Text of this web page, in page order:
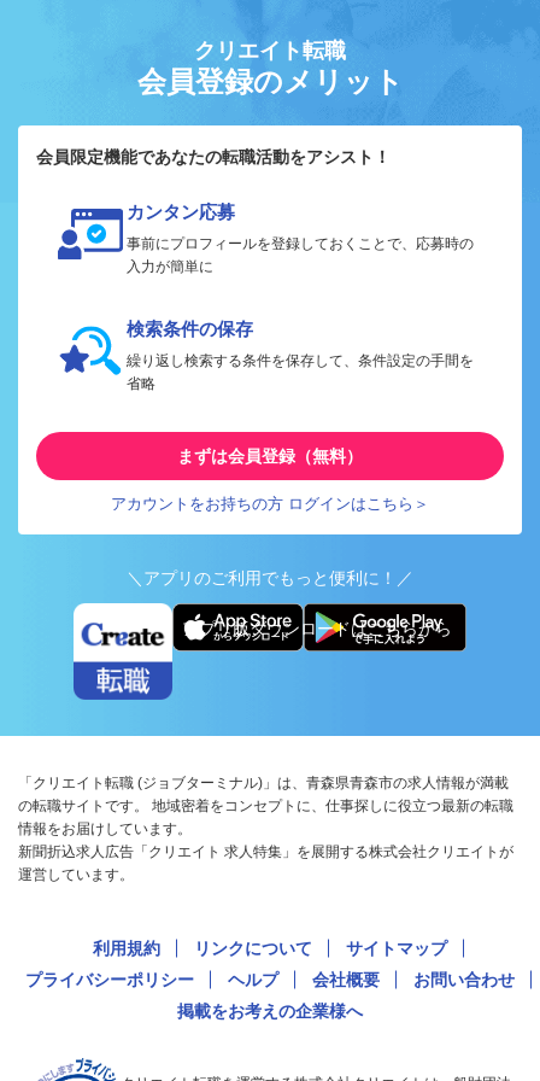
クリエイト転職
会員登録のメリット
会員限定機能であなたの転職活動をアシスト！
カンタン応募
事前にプロフィールを登録しておくことで、応募時の
入力が簡単に
検索条件の保存
繰り返し検索する条件を保存して、条件設定の手間を
省略
まずは会員登録（無料）
アカウントをお持ちの方 ログインはこちら＞
＼アプリのご利用でもっと便利に！／
アプリ版ダウンロードはこちらから
「クリエイト転職 (ジョブターミナル)」は、青森県青森市の求人情報が満載
の転職サイトです。 地域密着をコンセプトに、仕事探しに役立つ最新の転職
情報をお届けしています。
新聞折込求人広告「クリエイト 求人特集」を展開する株式会社クリエイトが
運営しています。
利用規約 リンクについて
サイトマップ
プライバシーポリシー
ヘルプ 会社概要
お問い合わせ
掲載をお考えの企業様へ